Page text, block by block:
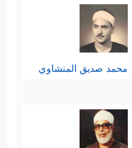
محمد صديق المنشاوي